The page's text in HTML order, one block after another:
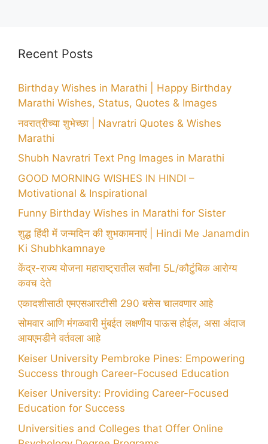
Recent Posts
Birthday Wishes in Marathi | Happy Birthday
Marathi Wishes, Status, Quotes & Images
नवरात्रीच्या शुभेच्छा | Navratri Quotes & Wishes
Marathi
Shubh Navratri Text Png Images in Marathi
GOOD MORNING WISHES IN HINDI –
Motivational & Inspirational
Funny Birthday Wishes in Marathi for Sister
शुद्ध हिंदी में जन्मदिन की शुभकामनाएं | Hindi Me Janamdin
Ki Shubhkamnaye
केंद्र-राज्य योजना महाराष्ट्रातील सर्वांना 5L/कौटुंबिक आरोग्य
कवच देते
एकादशीसाठी एमएसआरटीसी 290 बसेस चालवणार आहे
सोमवार आणि मंगळवारी मुंबईत लक्षणीय पाऊस होईल, असा अंदाज
आयएमडीने वर्तवला आहे
Keiser University Pembroke Pines: Empowering
Success through Career-Focused Education
Keiser University: Providing Career-Focused
Education for Success
Universities and Colleges that Offer Online